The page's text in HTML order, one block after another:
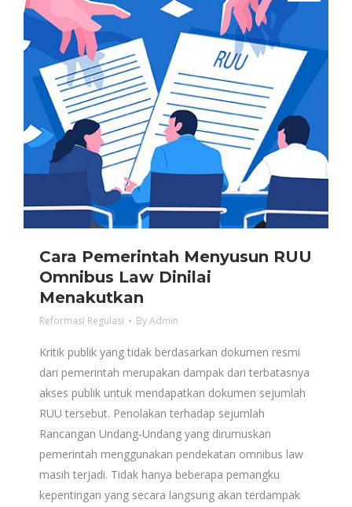
Cara Pemerintah Menyusun RUU
Omnibus Law Dinilai
Menakutkan
Reformasi Regulasi ByAdmin
Kritik publik yang tidak berdasarkan dokumen resmi
dari pemerintah merupakan dampak dari terbatasnya
akses publik untuk mendapatkan dokumen sejumlah
RUU tersebut. Penolakan terhadap sejumlah
Rancangan Undang-Undang yang dirumuskan
pemerintah menggunakan pendekatan omnibus law
masih terjadi. Tidak hanya beberapa pemangku
kepentingan yang secara langsung akan terdampak